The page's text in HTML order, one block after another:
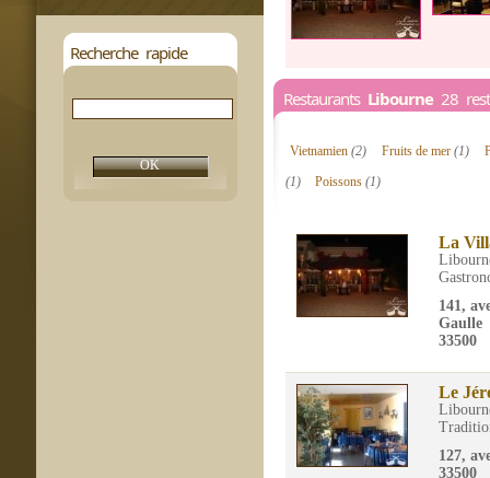
Recherche rapide
Restaurants Libourne 28
Vietnamien(2) Fruits de mer(1)
(1)
Poissons(1)
La
141,
Gaulle
33500
Le
127,
33500